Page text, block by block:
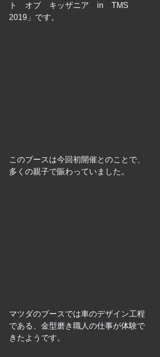
ト　オブ　キッザニア　in　TMS
2019」です。
このブースは今回初開催とのことで、
多くの親子で賑わっていました。
マツダのブースでは車のデザイン工程
である、金型磨き職人の仕事が体験で
きたようです。